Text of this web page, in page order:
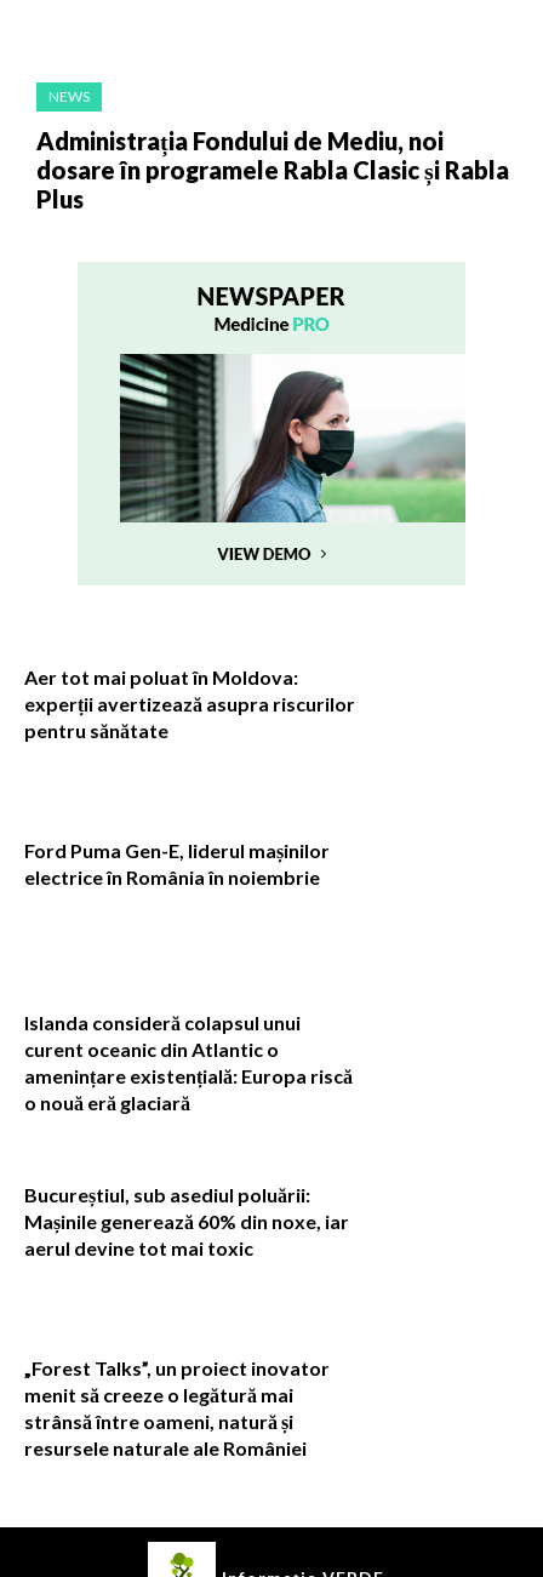
NEWS
Administrația Fondului de Mediu, noi
dosare în programele Rabla Clasic și Rabla
Plus
Aer tot mai poluat în Moldova:
experții avertizează asupra riscurilor
pentru sănătate
Ford Puma Gen-E, liderul mașinilor
electrice în România în noiembrie
Islanda consideră colapsul unui
curent oceanic din Atlantic o
amenințare existențială: Europa riscă
o nouă eră glaciară
Bucureștiul, sub asediul poluării:
Mașinile generează 60% din noxe, iar
aerul devine tot mai toxic
„Forest Talks”, un proiect inovator
menit să creeze o legătură mai
strânsă între oameni, natură și
resursele naturale ale României